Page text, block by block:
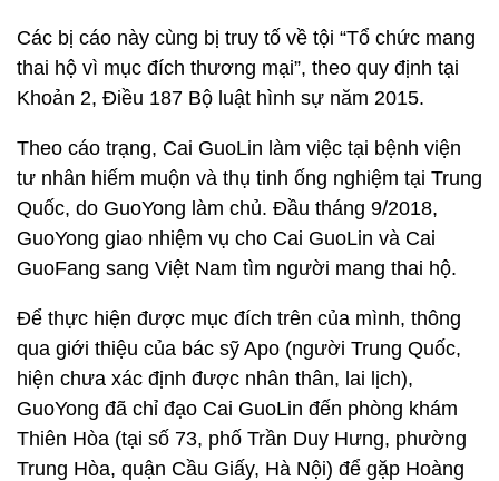
Các bị cáo này cùng bị truy tố về tội “Tổ chức mang
thai hộ vì mục đích thương mại”, theo quy định tại
Khoản 2, Điều 187 Bộ luật hình sự năm 2015.
Theo cáo trạng, Cai GuoLin làm việc tại bệnh viện
tư nhân hiếm muộn và thụ tinh ống nghiệm tại Trung
Quốc, do GuoYong làm chủ. Đầu tháng 9/2018,
GuoYong giao nhiệm vụ cho Cai GuoLin và Cai
GuoFang sang Việt Nam tìm người mang thai hộ.
Để thực hiện được mục đích trên của mình, thông
qua giới thiệu của bác sỹ Apo (người Trung Quốc,
hiện chưa xác định được nhân thân, lai lịch),
GuoYong đã chỉ đạo Cai GuoLin đến phòng khám
Thiên Hòa (tại số 73, phố Trần Duy Hưng, phường
Trung Hòa, quận Cầu Giấy, Hà Nội) để gặp Hoàng